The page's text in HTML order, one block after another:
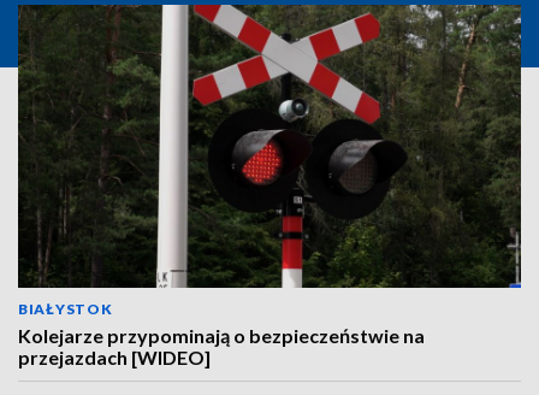
BIAŁYSTOK
Kolejarze przypominają o bezpieczeństwie na
przejazdach [WIDEO]